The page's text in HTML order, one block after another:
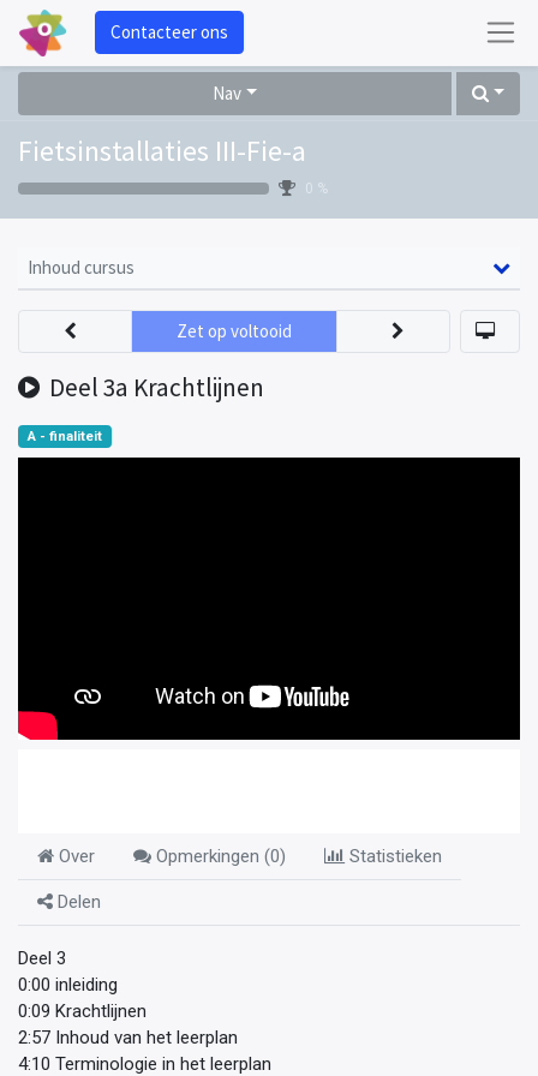
Contacteer ons
Nav
Fietsinstallaties III-Fie-a
0 %
Inhoud cursus
Deel 3a Krachtlijnen
Zet op voltooid
A - finaliteit
Over Opmerkingen (0) Statistieken
Delen
Deel 3
0:00 inleiding
0:09 Krachtlijnen
2:57 Inhoud van het leerplan
4:10 Terminologie in het leerplan